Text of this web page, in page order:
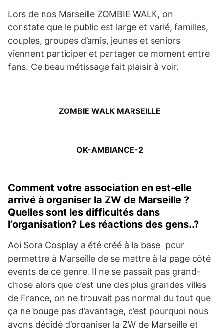
Lors de nos Marseille ZOMBIE WALK, on
constate que le public est large et varié, familles,
couples, groupes d’amis, jeunes et seniors
viennent participer et partager ce moment entre
fans. Ce beau métissage fait plaisir à voir.
ZOMBIE WALK MARSEILLE
OK-AMBIANCE-2
Comment votre association en est-elle
arrivé à organiser la ZW de Marseille ?
Quelles sont les difficultés dans
l’organisation? Les réactions des gens..?
Aoi Sora Cosplay a été créé à la base pour
permettre à Marseille de se mettre à la page côté
events de ce genre. Il ne se passait pas grand-
chose alors que c’est une des plus grandes villes
de France, on ne trouvait pas normal du tout que
ça ne bouge pas d’avantage, c’est pourquoi nous
avons décidé d’organiser la ZW de Marseille et